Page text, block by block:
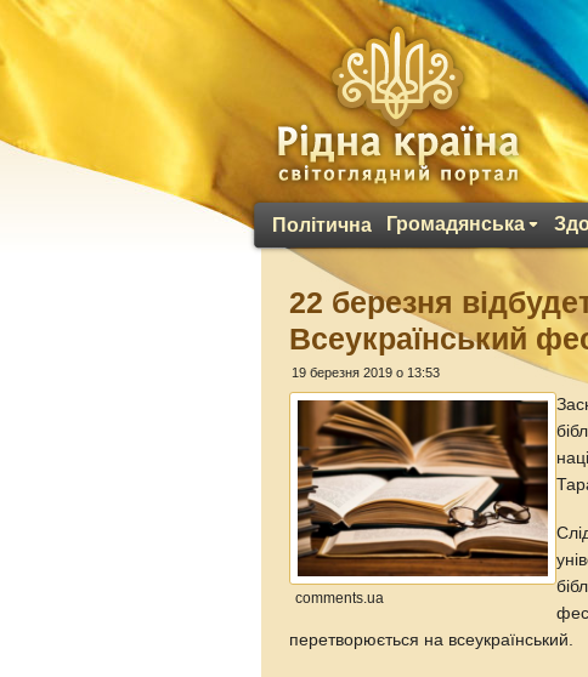
Політична Громадянська
22 березня
Всеукраїнський
19 березня 2019 о 13:53
comments.ua
перетворюється на всеукраїнський.